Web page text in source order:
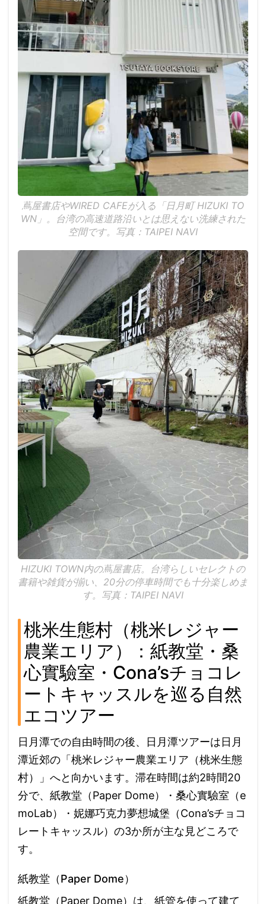
蔦屋書店やWIRED CAFEが入る「日月町 HIZUKI TO
WN」。台湾の高速道路沿いとは思えない洗練された
空間です。写真：TAIPEI NAVI
HIZUKI TOWN内の蔦屋書店。台湾らしいセレクトの
書籍や雑貨が揃い、20分の停車時間でも十分楽しめま
す。写真：TAIPEI NAVI
桃米生態村（桃米レジャー
農業エリア）：紙教堂・桑
心實驗室・Cona’sチョコレ
ートキャッスルを巡る自然
エコツアー
日月潭での自由時間の後、日月潭ツアーは日月
潭近郊の「桃米レジャー農業エリア（桃米生態
村）」へと向かいます。滞在時間は約2時間20
分で、紙教堂（Paper Dome）・桑心實驗室（e
moLab）・妮娜巧克力夢想城堡（Cona’sチョコ
レートキャッスル）の3か所が主な見どころで
す。
紙教堂（Paper Dome）
紙教堂（Paper Dome）は、紙管を使って建て